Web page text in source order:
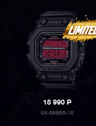
18 990P
GX-56BBR-1E